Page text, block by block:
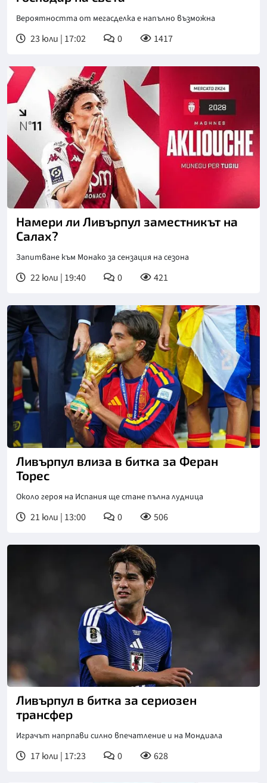
Вероятността от мегасделка е напълно възможна
23 юли | 17:02 0 1417
Намери ли Ливърпул заместникът на
Салах?
Запитване към Монако за сензация на сезона
22 юли | 19:40 0 421
Ливърпул влиза в битка за Феран
Торес
Около героя на Испания ще стане пълна лудница
21 юли | 13:00 0 506
Ливърпул в битка за сериозен
трансфер
Играчът напрпави силно впечатление и на Мондиала
17 юли | 17:23 0 628